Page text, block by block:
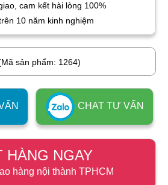
cam kết hài lòng 100%
10 năm kinh nghiệm
sản phẩm: 1264)
CHAT TƯ VẤN
HÀNG NGAY
hàng nội thành TPHCM